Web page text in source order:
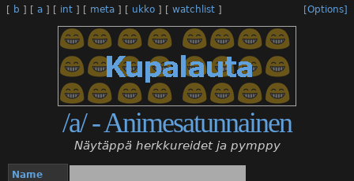
[ b ] [ a ] [ int ] [ meta ] [ ukko ] [Options]
[ watchlist ]
/a/ - Animesatunnainen
Näytäppä herkkureidet ja pymppy
Name